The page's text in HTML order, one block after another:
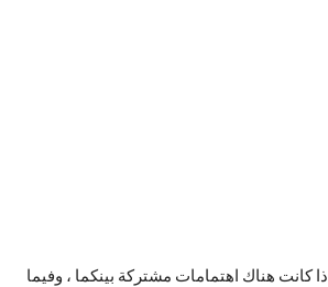
كانت هناك اهتمامات مشتركة بينكما ، وفيما